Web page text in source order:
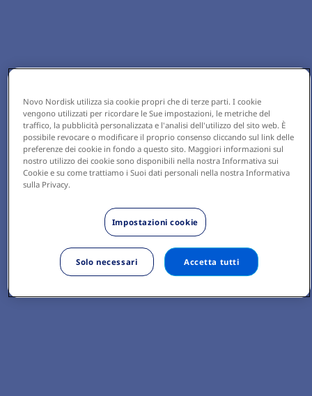
Novo Nordisk utilizza sia cookie propri che di terze parti. I cookie
vengono utilizzati per ricordare le Sue impostazioni, le metriche del
traffico, la pubblicità personalizzata e l'analisi dell'utilizzo del sito web. È
possibile revocare o modificare il proprio consenso cliccando sul link delle
preferenze dei cookie in fondo a questo sito. Maggiori informazioni sul
nostro utilizzo dei cookie sono disponibili nella nostra Informativa sui
Cookie e su come trattiamo i Suoi dati personali nella nostra Informativa
sulla Privacy.
Impostazioni cookie
Solo necessari Accetta tutti